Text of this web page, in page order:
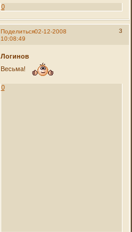
0
Поделиться 3
02-12-2008
10:08:49
Логинов
Весьма!
0